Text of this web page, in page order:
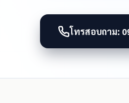
โทรสอบถาม: